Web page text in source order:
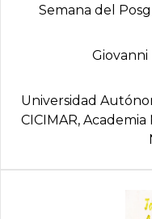
Semana del
Universidad
CICIMAR,